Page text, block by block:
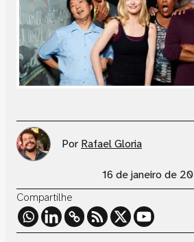
Por Rafael Gloria
16 de janeiro de
Compartilhe